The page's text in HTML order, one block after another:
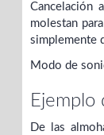
Cancelación
molestan
simplemente
Modo de
Ejemplo
De las